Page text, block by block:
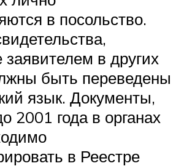
в посольство.
в других
быть переведены
язык. Документы,
2001 года в органах
в Реестре